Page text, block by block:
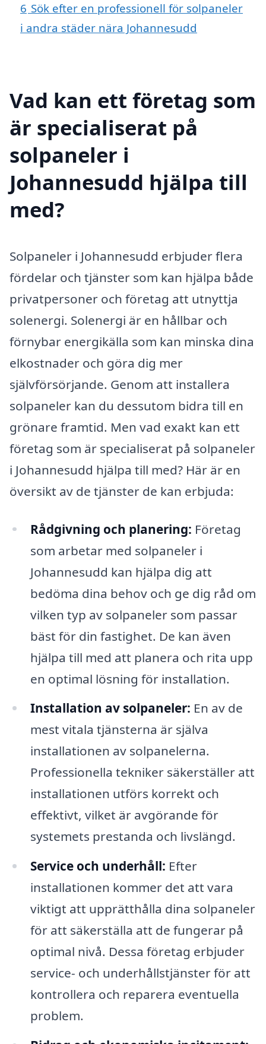
6 Sök efter en professionell för solpaneler
i andra städer nära Johannesudd
Vad kan ett företag som
är specialiserat på
solpaneler i
Johannesudd hjälpa till
med?
Solpaneler i Johannesudd erbjuder flera
fördelar och tjänster som kan hjälpa både
privatpersoner och företag att utnyttja
solenergi. Solenergi är en hållbar och
förnybar energikälla som kan minska dina
elkostnader och göra dig mer
självförsörjande. Genom att installera
solpaneler kan du dessutom bidra till en
grönare framtid. Men vad exakt kan ett
företag som är specialiserat på solpaneler
i Johannesudd hjälpa till med? Här är en
översikt av de tjänster de kan erbjuda:
Rådgivning och planering: Företag
som arbetar med solpaneler i
Johannesudd kan hjälpa dig att
bedöma dina behov och ge dig råd om
vilken typ av solpaneler som passar
bäst för din fastighet. De kan även
hjälpa till med att planera och rita upp
en optimal lösning för installation.
Installation av solpaneler: En av de
mest vitala tjänsterna är själva
installationen av solpanelerna.
Professionella tekniker säkerställer att
installationen utförs korrekt och
effektivt, vilket är avgörande för
systemets prestanda och livslängd.
Service och underhåll: Efter
installationen kommer det att vara
viktigt att upprätthålla dina solpaneler
för att säkerställa att de fungerar på
optimal nivå. Dessa företag erbjuder
service- och underhållstjänster för att
kontrollera och reparera eventuella
problem.